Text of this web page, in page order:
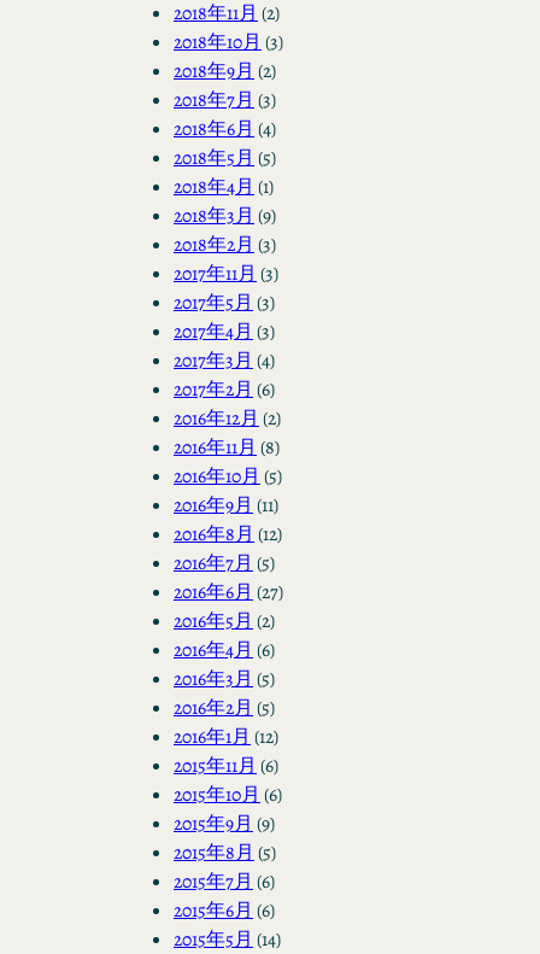
2018年11月 (2)
2018年10月 (3)
2018年9月 (2)
2018年7月 (3)
2018年6月 (4)
2018年5月 (5)
2018年4月 (1)
2018年3月 (9)
2018年2月 (3)
2017年11月 (3)
2017年5月 (3)
2017年4月 (3)
2017年3月 (4)
2017年2月 (6)
2016年12月 (2)
2016年11月 (8)
2016年10月 (5)
2016年9月 (11)
2016年8月 (12)
2016年7月 (5)
2016年6月 (27)
2016年5月 (2)
2016年4月 (6)
2016年3月 (5)
2016年2月 (5)
2016年1月 (12)
2015年11月 (6)
2015年10月 (6)
2015年9月 (9)
2015年8月 (5)
2015年7月 (6)
2015年6月 (6)
2015年5月 (14)